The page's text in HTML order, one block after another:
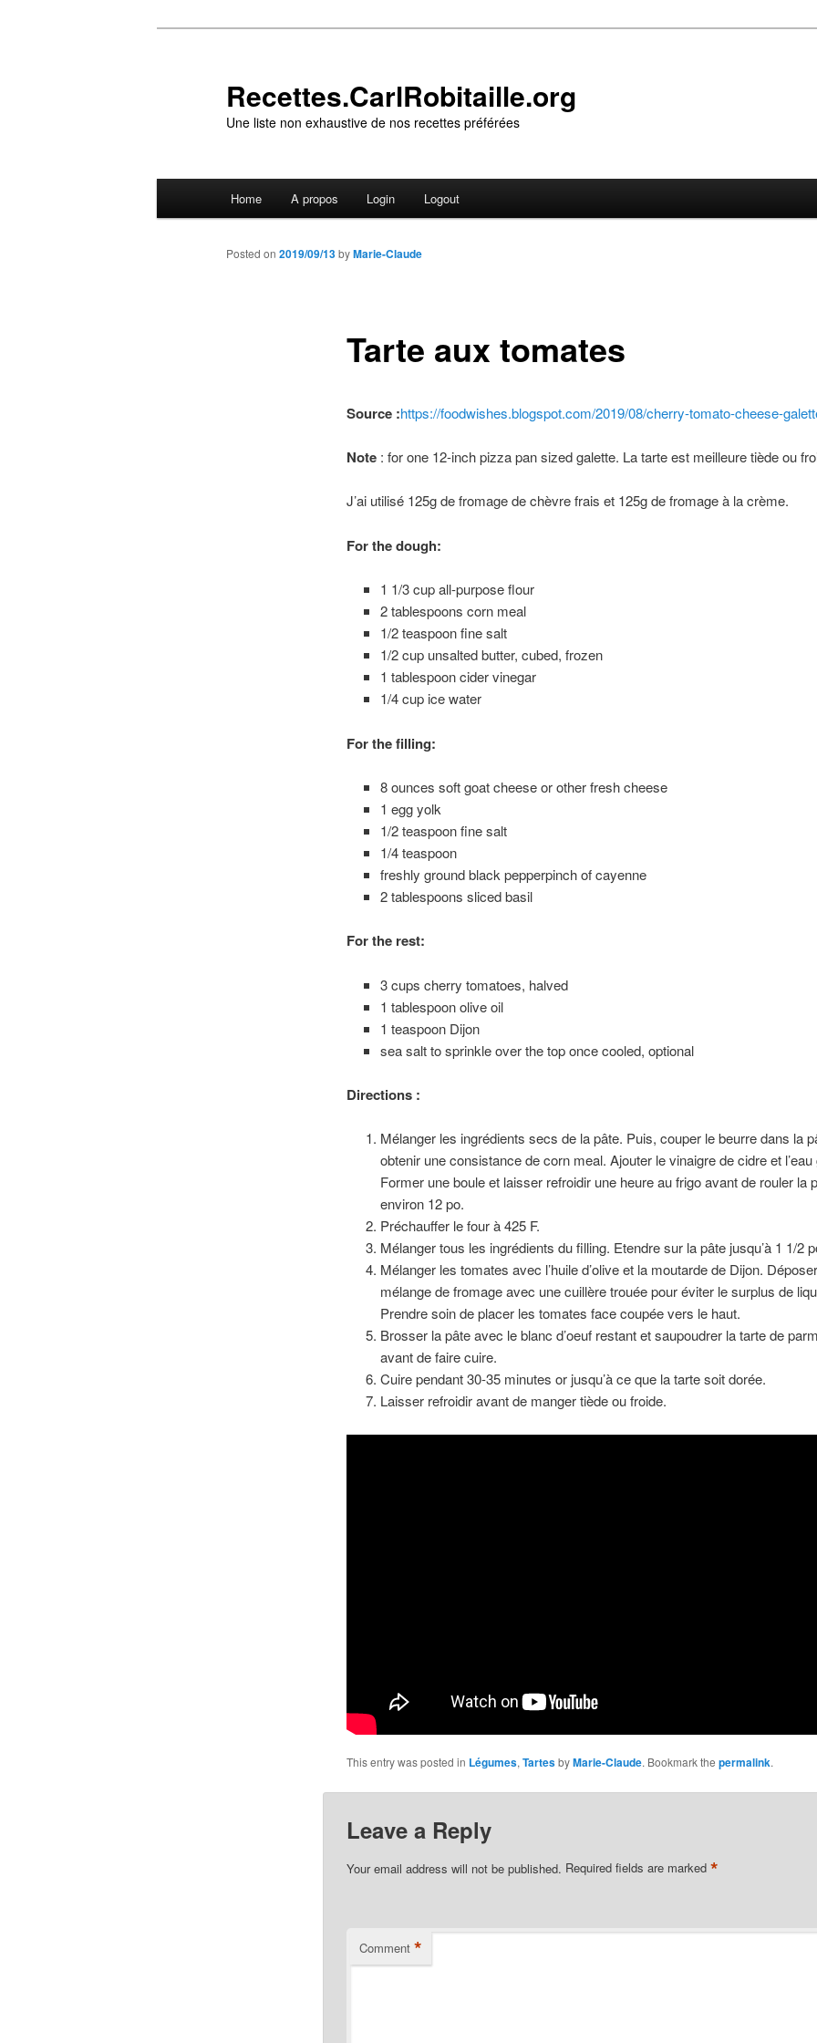
Recettes.CarlRobitaille.org
Une liste non exhaustive de nos recettes préférées
Home A propos Login Logout
Tarte aux tomates
Posted on 2019/09/13byMarie-Claude
Source :https://foodwishes.blogspot.com/2019/08/cherry-tomato-cheese-
Note : for one 12-inch pizza pan sized galette. La tarte est meilleure tiède ou
J’ai utilisé 125g de fromage de chèvre frais et 125g de fromage à la crème.
For the dough:
1 1/3 cup all-purpose flour
2 tablespoons corn meal
1/2 teaspoon fine salt
1/2 cup unsalted butter, cubed, frozen
1 tablespoon cider vinegar
1/4 cup ice water
For the filling:
8 ounces soft goat cheese or other fresh cheese
1 egg yolk
1/2 teaspoon fine salt
1/4 teaspoon
freshly ground black pepperpinch of cayenne
2 tablespoons sliced basil
For the rest:
3 cups cherry tomatoes, halved
1 tablespoon olive oil
1 teaspoon Dijon
sea salt to sprinkle over the top once cooled, optional
Directions :
Mélanger les ingrédients secs de la pâte. Puis, couper le beurre dans la
obtenir une consistance de corn meal. Ajouter le vinaigre de cidre et l’eau
Former une boule et laisser refroidir une heure au frigo avant de rouler la
environ 12 po.
Préchauffer le four à 425 F.
Mélanger tous les ingrédients du filling. Etendre sur la pâte jusqu’à 1 1/2
Mélanger les tomates avec l’huile d’olive et la moutarde de Dijon.
mélange de fromage avec une cuillère trouée pour éviter le surplus de
Prendre soin de placer les tomates face coupée vers le haut.
Brosser la pâte avec le blanc d’oeuf restant et saupoudrer la tarte de
avant de faire cuire.
Cuire pendant 30-35 minutes or jusqu’à ce que la tarte soit dorée.
Laisser refroidir avant de manger tiède ou froide.
This entry was posted in Légumes, TartesbyMarie-Claude. Bookmark the permalink.
Leave a Reply
Your email address will not be published. Required fields are marked *
Comment *